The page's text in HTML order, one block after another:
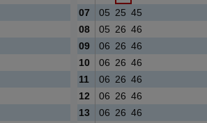
07
05 25 45
08
05 26 46
09
06 26 46
10
06 26 46
11
06 26 46
12
06 26 46
13
06 26 46